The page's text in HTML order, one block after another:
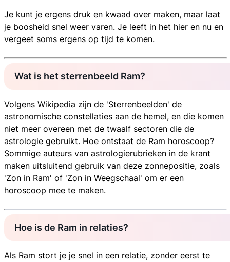
Je kunt je ergens druk en kwaad over maken, maar laat
je boosheid snel weer varen. Je leeft in het hier en nu en
vergeet soms ergens op tijd te komen.
Wat is het sterrenbeeld Ram?
Volgens Wikipedia zijn de 'Sterrenbeelden' de
astronomische constellaties aan de hemel, en die komen
niet meer overeen met de twaalf sectoren die de
astrologie gebruikt. Hoe ontstaat de Ram horoscoop?
Sommige auteurs van astrologierubrieken in de krant
maken uitsluitend gebruik van deze zonnepositie, zoals
'Zon in Ram' of 'Zon in Weegschaal' om er een
horoscoop mee te maken.
Hoe is de Ram in relaties?
Als Ram stort je je snel in een relatie, zonder eerst te